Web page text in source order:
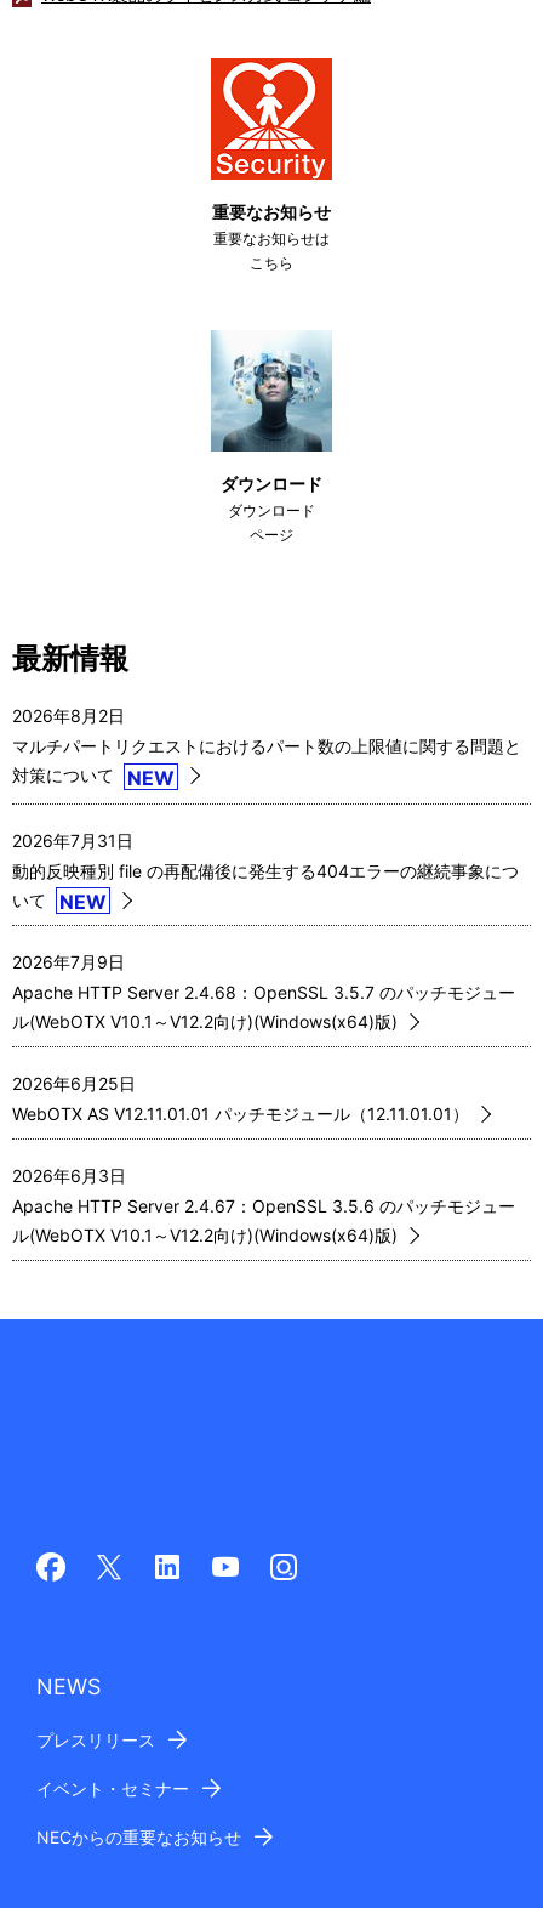
重要なお知らせ
重要なお知らせは
こちら
ダウンロード
ダウンロード
ページ
最新情報
2026年8月2日
マルチパートリクエストにおけるパート数の上限値に関する問題と
対策について
NEW
2026年7月31日
動的反映種別 file の再配備後に発生する404エラーの継続事象につ
いて
NEW
2026年7月9日
Apache HTTP Server 2.4.68：OpenSSL 3.5.7 のパッチモジュー
ル(WebOTX V10.1～V12.2向け)(Windows(x64)版)
2026年6月25日
WebOTX AS V12.11.01.01 パッチモジュール（12.11.01.01）
2026年6月3日
Apache HTTP Server 2.4.67：OpenSSL 3.5.6 のパッチモジュー
ル(WebOTX V10.1～V12.2向け)(Windows(x64)版)
NEWS
プレスリリース
イベント・セミナー
NECからの重要なお知らせ